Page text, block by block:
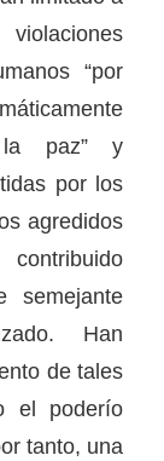
“por
la paz” y
por los
agredidos
Han
de tales
el poderío
tanto, una